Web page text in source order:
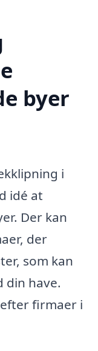
byer
i
idé at
Der kan
der
som kan
din have.
firmaer i